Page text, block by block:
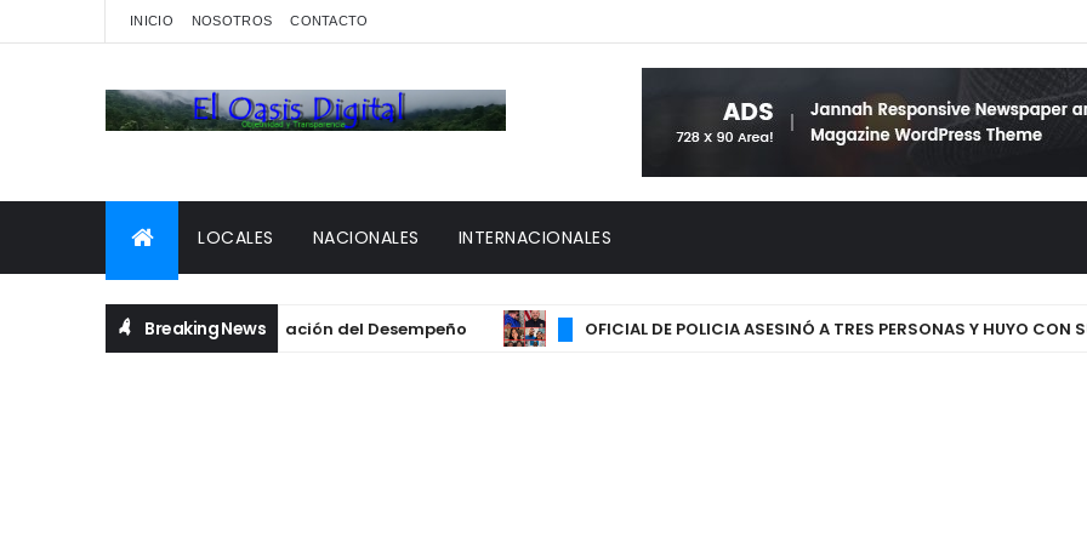
INICIO NOSOTROS CONTACTO
LOCALES NACIONALES INTERNACIONALES
Breaking News
para el pago de la Evaluación del Desempeño OFICIAL DE POLICIA ASESINÓ A TRES PERSONAS Y HUYO CON SU